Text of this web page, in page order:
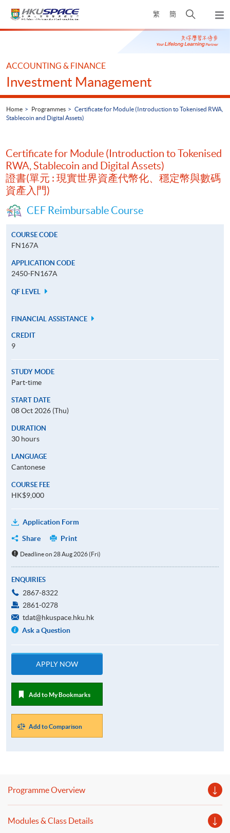
繁 簡
Open
search
panel
Main
ACCOUNTING & FINANCE
Investment Management
Home Programmes
Certificate for Module (Introduction to Tokenised RWA,
Stablecoin and Digital Assets)
Certificate for Module (Introduction to Tokenised
RWA, Stablecoin and Digital Assets)
證書(單元 : 現實世界資產代幣化、穩定幣與數碼
資產入門)
CEF Reimbursable Course
COURSE CODE
FN167A
APPLICATION CODE
2450-FN167A
QF LEVEL
FINANCIAL ASSISTANCE
CREDIT
9
STUDY MODE
Part-time
START DATE
08 Oct 2026 (Thu)
DURATION
30 hours
LANGUAGE
Cantonese
COURSE FEE
HK$9,000
Application Form
Share
Print
Deadline on 28 Aug 2026 (Fri)
ENQUIRIES
2867-8322
2861-0278
tdat@hkuspace.hku.hk
Ask a Question
APPLY NOW
Add to My Bookmarks
Add to Comparison
Programme Overview
Modules & Class Details